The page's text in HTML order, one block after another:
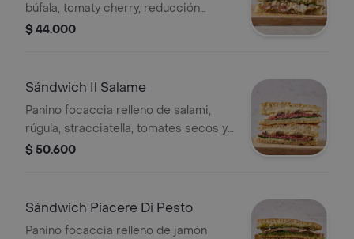
búfala, tomaty cherry, reducción
balsámico con salsa a elegir.
$ 44.000
Sándwich Il Salame
Panino focaccia relleno de salami,
rúgula, stracciatella, tomates secos y
lascas de parmesano.
$ 50.600
Sándwich Piacere Di Pesto
Panino focaccia relleno de jamón